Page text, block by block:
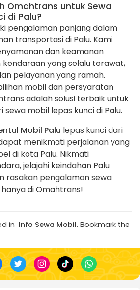
Omahtrans untuk Sewa
di Palu?
pengalaman panjang dalam
transportasi di Palu. Kami
dan keamanan
yang selalu terawat,
pelayanan yang ramah.
mobil dan persyaratan
adalah solusi terbaik untuk
mobil lepas kunci di Palu.
Mobil Palu lepas kunci dari
menikmati perjalanan yang
di kota Palu. Nikmati
jelajahi keindahan Palu
rasakan pengalaman sewa
di Omahtrans!
in Info Sewa Mobil. Bookmark the